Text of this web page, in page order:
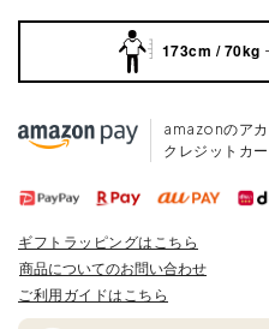
173cm / 70kg
amazonのアカ
クレジットカ
ギフトラッピングはこちら
商品についてのお問い合わせ
ご利用ガイドはこちら